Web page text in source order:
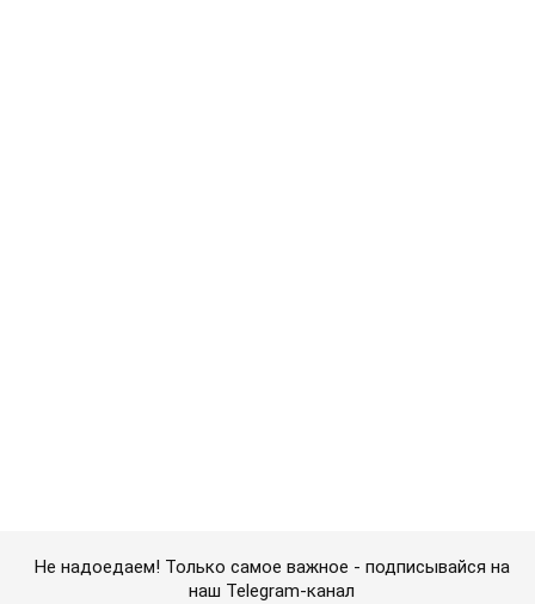
Не надоедаем! Только самое важное - подписывайся на
наш Telegram-канал